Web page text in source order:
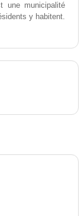
une municipalité
y habitent.